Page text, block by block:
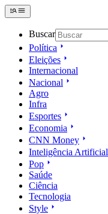
Buscar
Política
Eleições
Internacional
Nacional
Agro
Infra
Esportes
Economia
CNN Money
Inteligência Artificial
Pop
Saúde
Ciência
Tecnologia
Style